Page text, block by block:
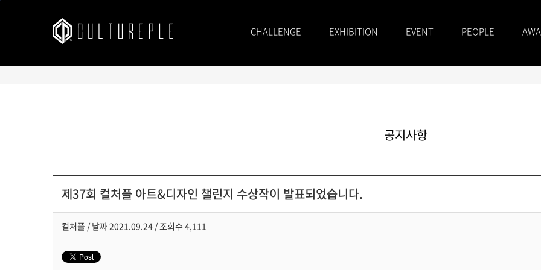
CHALLENGE EXHIBITION EVENT PEOPLE
공지사항
제37회 컬처플 아트&디자인 챌린지 수상작이 발표되었습니다.
컬처플 / 날짜2021.09.24 /조회수 4,111